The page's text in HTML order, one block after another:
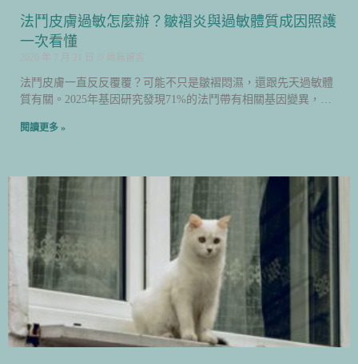
法鬥皮膚過敏怎麼辦？皺褶炎與過敏體質成因照護
一次看懂
法鬥皮膚一直反反覆覆？可能不只是皺褶悶濕，還跟先天過敏體
質有關。2025年基因研究發現71%的法鬥帶有相關基因變異，這
閱讀更多 »